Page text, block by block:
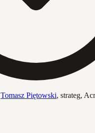
Tomasz Piętowski, strateg,